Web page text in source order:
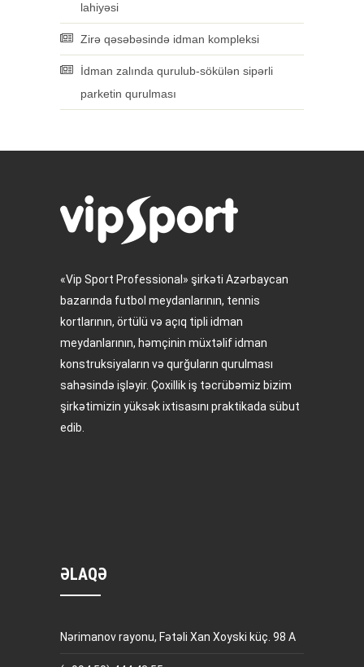
lahiyəsi
Zirə qəsəbəsində idman kompleksi
İdman zalında qurulub-sökülən sipərli
parketin qurulması
«Vip Sport Professional» şirkəti Azərbaycan
bazarında futbol meydanlarının, tennis
kortlarının, örtülü və açıq tipli idman
meydanlarının, həmçinin müxtəlif idman
konstruksiyaların və qurğuların qurulması
sahəsində işləyir. Çoxillik iş təcrübəmiz bizim
şirkətimizin yüksək ixtisasını praktikada sübut
edib.
ƏLAQƏ
Nərimanov rayonu, Fətəli Xan Xoyski küç. 98 A